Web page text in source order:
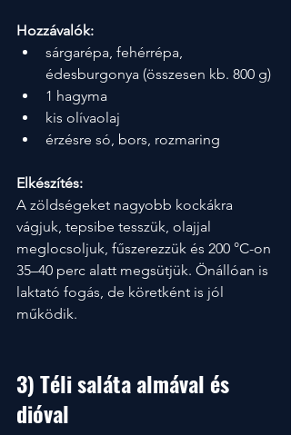
Hozzávalók:
sárgarépa, fehérrépa,
édesburgonya (összesen kb. 800 g)
1 hagyma
kis olívaolaj
érzésre só, bors, rozmaring
Elkészítés:
A zöldségeket nagyobb kockákra
vágjuk, tepsibe tesszük, olajjal
meglocsoljuk, fűszerezzük és 200 °C-on
35–40 perc alatt megsütjük. Önállóan is
laktató fogás, de köretként is jól
működik.
3) Téli saláta almával és
dióval